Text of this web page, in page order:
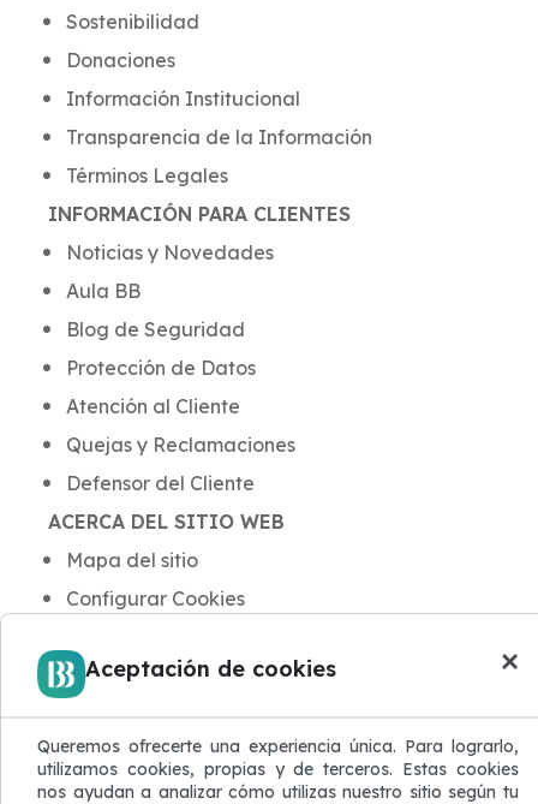
Aceptación de cookies ×
Queremos ofrecerte una experiencia única. Para lograrlo,
utilizamos cookies, propias y de terceros. Estas cookies
nos ayudan a analizar cómo utilizas nuestro sitio según tu
Sostenibilidad
Donaciones
Información Institucional
Transparencia de la Información
Términos Legales
INFORMACIÓN PARA CLIENTES
Noticias y Novedades
Aula BB
Blog de Seguridad
Protección de Datos
Atención al Cliente
Quejas y Reclamaciones
Defensor del Cliente
ACERCA DEL SITIO WEB
Mapa del sitio
Configurar Cookies